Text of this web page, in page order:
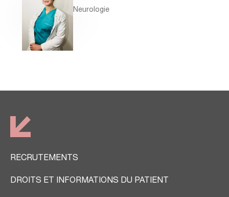
Neurologie
RECRUTEMENTS
DROITS ET INFORMATIONS DU PATIENT